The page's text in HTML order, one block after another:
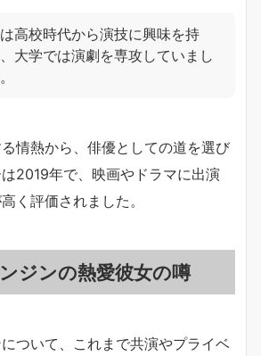
高校時代から演技に興味を持
大学では演劇を専攻していまし
情熱から、俳優としての道を選び
2019年で、映画やドラマに出演
く評価されました。
ジンの熱愛彼女の噂
ついて、これまで共演やプライベ